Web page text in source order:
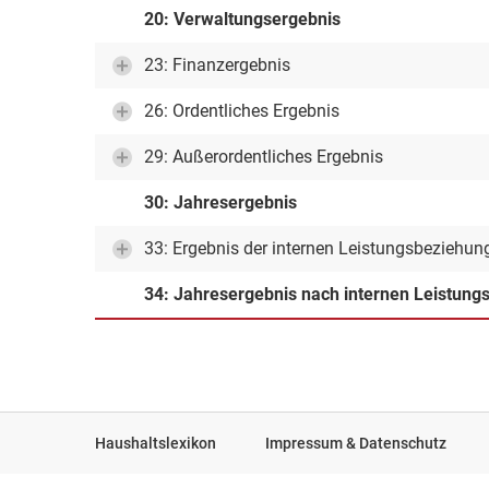
20: Verwaltungsergebnis
23: Finanzergebnis
26: Ordentliches Ergebnis
29: Außerordentliches Ergebnis
30: Jahresergebnis
33: Ergebnis der internen
34: Jahresergebnis nach internen
Haushaltslexikon Impressum & Datenschutz